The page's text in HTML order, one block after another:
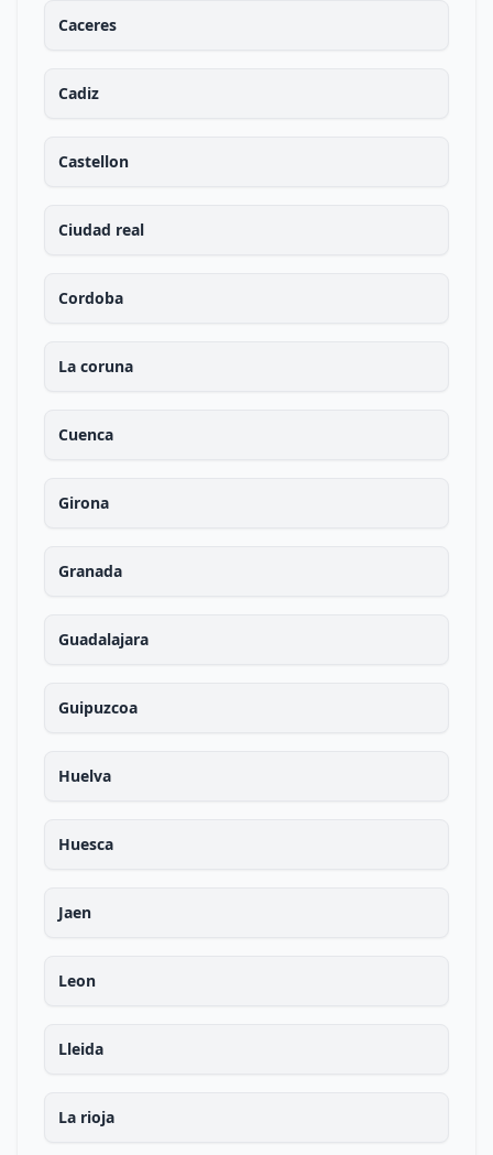
Caceres
Cadiz
Castellon
Ciudad real
Cordoba
La coruna
Cuenca
Girona
Granada
Guadalajara
Guipuzcoa
Huelva
Huesca
Jaen
Leon
Lleida
La rioja